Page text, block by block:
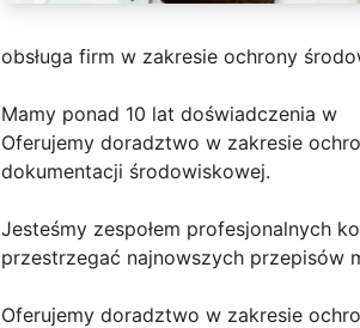
obsługa firm w zakresie ochrony
Mamy ponad 10 lat doświadczenia w
Oferujemy doradztwo w zakresie
dokumentacji środowiskowej.
Jesteśmy zespołem profesjonalnych
przestrzegać najnowszych przepisów
Oferujemy doradztwo w zakresie